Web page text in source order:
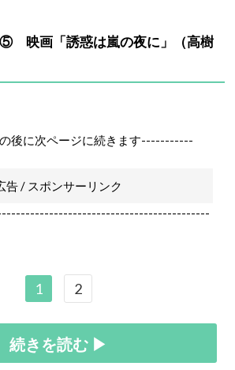
映画「誘惑は嵐の夜に」（高樹
後に次ページに続きます-----------
告 / スポンサーリンク
1 2
続きを読む ▶